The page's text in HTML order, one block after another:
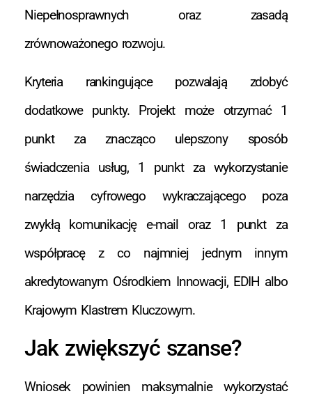
Niepełnosprawnych oraz zasadą
zrównoważonego rozwoju.
Kryteria rankingujące pozwalają zdobyć
dodatkowe punkty. Projekt może otrzymać 1
punkt za znacząco ulepszony sposób
świadczenia usług, 1 punkt za wykorzystanie
narzędzia cyfrowego wykraczającego poza
zwykłą komunikację e-mail oraz 1 punkt za
współpracę z co najmniej jednym innym
akredytowanym Ośrodkiem Innowacji, EDIH albo
Krajowym Klastrem Kluczowym.
Jak zwiększyć szanse?
Wniosek powinien maksymalnie wykorzystać